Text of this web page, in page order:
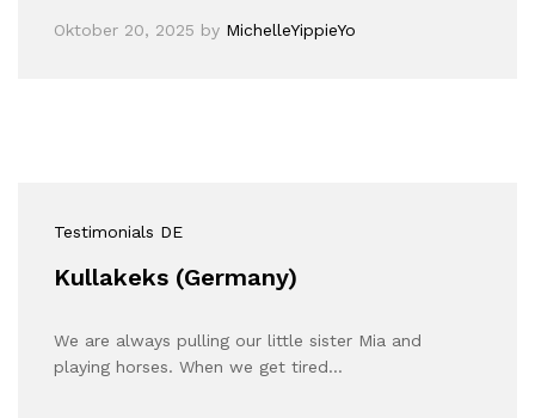
Oktober 20, 2025 by MichelleYippieYo
Testimonials DE
Kullakeks (Germany)
We are always pulling our little sister Mia and
playing horses. When we get tired…